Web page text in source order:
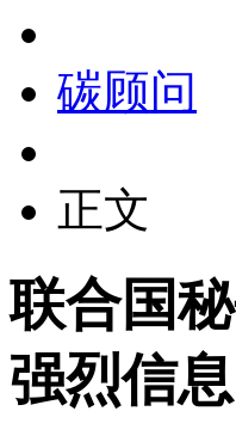
碳顾问
正文
联合国
强烈信息